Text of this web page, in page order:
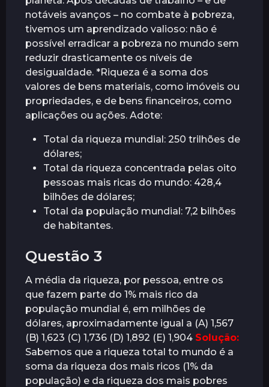
á
s
notáveis avanços – no combate à pobreza,
tivemos um aprendizado valioso: não é
possível erradicar a pobreza no mundo sem
reduzir drasticamente os níveis de
desigualdade. *Riqueza é a soma dos
valores de bens materiais, como imóveis ou
propriedades, e de bens financeiros, como
aplicações ou ações. Adote:
Total da riqueza mundial: 250 trilhões de
dólares;
Total da riqueza concentrada pelas oito
pessoas mais ricas do mundo: 428,4
bilhões de dólares;
Total da população mundial: 7,2 bilhões
de habitantes.
Questão 3
A média da riqueza, por pessoa, entre os
que fazem parte do 1% mais rico da
população mundial é, em milhões de
dólares, aproximadamente igual a (A) 1,567
(B) 1,623 (C) 1,736 (D) 1,892 (E) 1,904 Solução:
Sabemos que a riqueza total to mundo é a
soma da riqueza dos mais ricos (1% da
população) e da riqueza dos mais pobres